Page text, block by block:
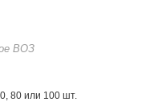
ВОЗ
80 или 100 шт.